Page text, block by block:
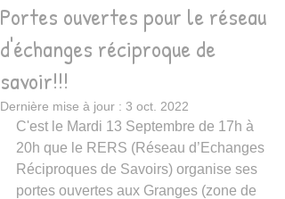
Portes ouvertes pour le réseau
d'échanges réciproque de
savoir!!!
Dernière mise à jour : 3 oct. 2022
C'est le Mardi 13 Septembre de 17h à
20h que le RERS (Réseau d’Echanges
Réciproques de Savoirs) organise ses
portes ouvertes aux Granges (zone de